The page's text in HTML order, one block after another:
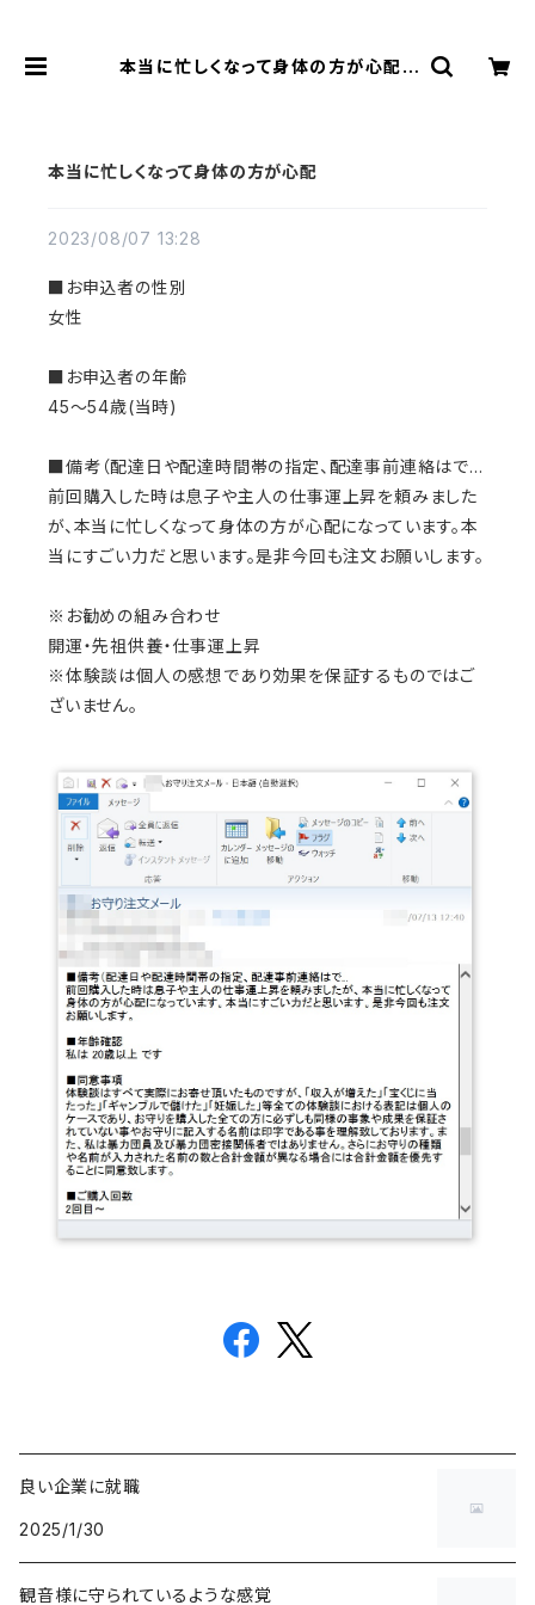
本当に忙しくなって身体の方が心配 |
本当に忙しくなって身体の方が心配
2023/08/07 13:28
■お申込者の性別
女性
■お申込者の年齢
45～54歳(当時)
■備考（配達日や配達時間帯の指定、配達事前連絡はで...
前回購入した時は息子や主人の仕事運上昇を頼みました
が、本当に忙しくなって身体の方が心配になっています。本
当にすごい力だと思います。是非今回も注文お願いします。
※お勧めの組み合わせ
開運・先祖供養・仕事運上昇
※体験談は個人の感想であり効果を保証するものではご
ざいません。
良い企業に就職
2025/1/30
観音様に守られているような感覚